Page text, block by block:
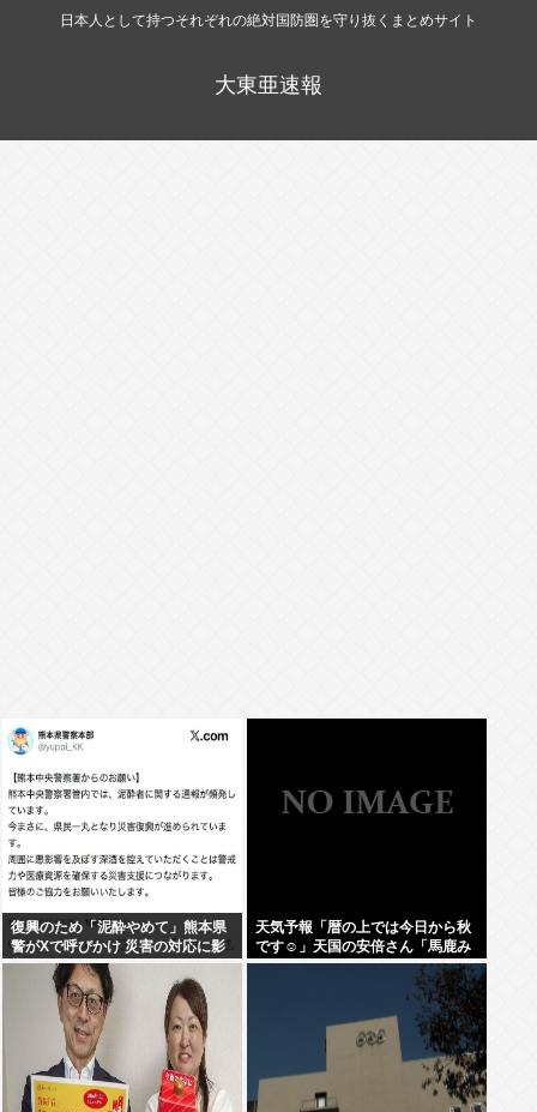
日本人として持つそれぞれの絶対国防圏を守り抜くまとめサイト
大東亜速報
復興のため「泥酔やめて」熊本県
警がXで呼びかけ 災害の対応に影
響
天気予報「暦の上では今日から秋
です☺」天国の安倍さん「馬鹿み
たいな暦だな」